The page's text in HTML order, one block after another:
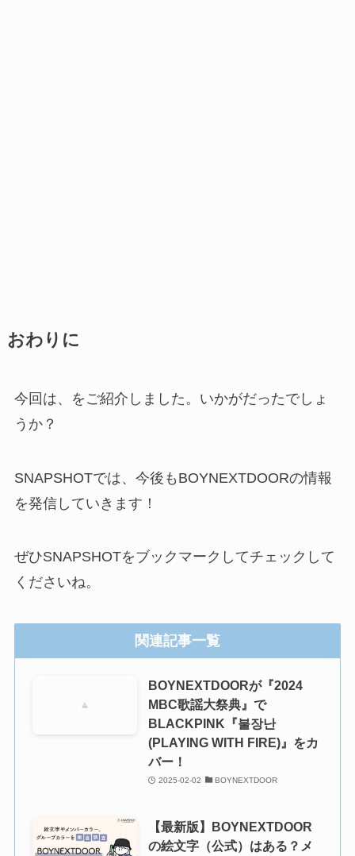
おわりに
今回は、をご紹介しました。いかがだったでしょ
うか？
SNAPSHOTでは、今後もBOYNEXTDOORの情報
を発信していきます！
ぜひSNAPSHOTをブックマークしてチェックして
くださいね。
関連記事一覧
BOYNEXTDOORが『2024
MBC歌謡大祭典』で
BLACKPINK『불장난
(PLAYING WITH FIRE)』をカ
バー！
2025-02-02 BOYNEXTDOOR
【最新版】BOYNEXTDOOR
の絵文字（公式）はある？メ